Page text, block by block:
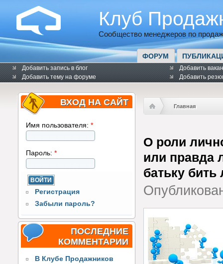
Клуб
Сообщество менеджеров по
ФОРУМ
Добавить запись в блог
Добавить тему на форуме
Добавить
Добавить
ВХОД НА САЙТ
Имя пользователя: *
Пароль: *
Регистрация
Забыли пароль?
ПОСЛЕДНИЕ
КОММЕНТАРИИ
В Клубе Продажников
Главная
О роли
или правда
батьку бить